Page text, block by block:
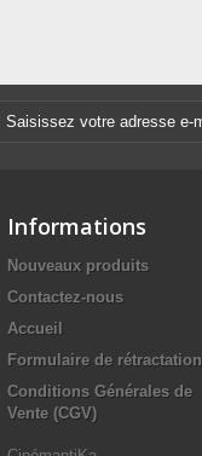
Informations
Nouveaux produits
Contactez-nous
Accueil
Formulaire de rétractation
Conditions Générales de
Vente (CGV)